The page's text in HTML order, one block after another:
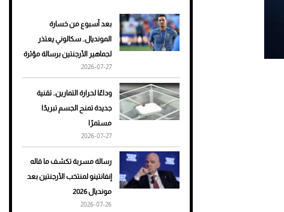
تمنحك فخامة استثنائية
هوى الأبطال
أفضل تدريج للشعر الطويل
لإطلالة جريئة وعصرية
للرجال
بعد أسبوع من خسارة
المونديال.. سكالوني يعتذر
لجماهير الأرجنتين برسالة مؤثرة
2026-07-27
وداعًا لحرارة التمارين.. تقنية
جديدة تمنح الجسم تبريدًا
مستمرًا
2026-07-27
رسالة مسربة تكشف ما قاله
إنفانتينو لمنتخب الأرجنتين بعد
مونديال 2026
2026-07-26